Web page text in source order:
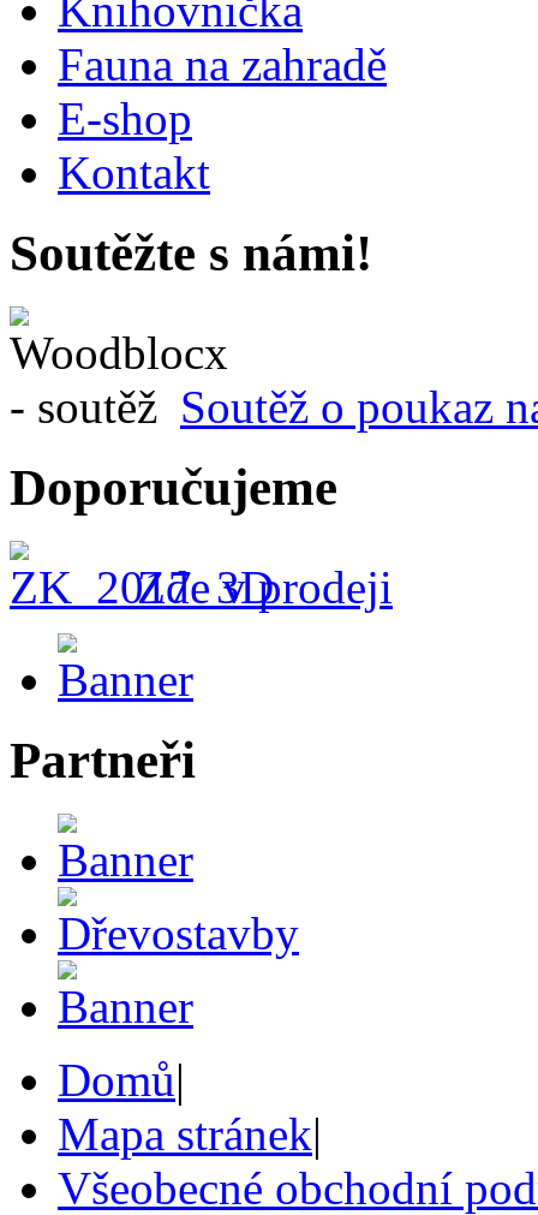
Knihovnička
Fauna na zahradě
E-shop
Kontakt
Soutěžte s námi!
Soutěž o poukaz
Doporučujeme
Zde v prodeji
Partneři
Domů|
Mapa stránek|
Všeobecné obchodní